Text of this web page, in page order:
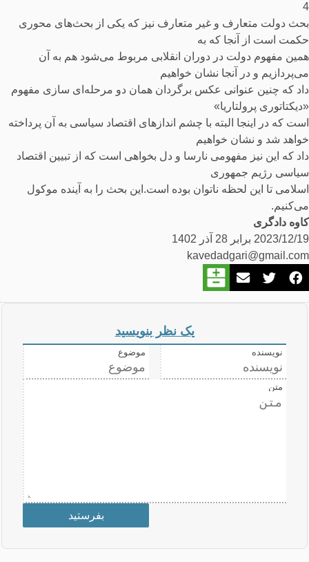
4
بحث دولت متعارف و غیر متعارف نیز که یکی از بحث‌های محوری
حکمت است از آنجا که به
همین مفهوم دولت در دوران انقلابی مربوط می‌شود هم به آن
می‌پردازیم و در آنجا نشان خواهیم
داد که چنین عنوانی عکس برگردان همان دو مرحله‌ای سازی مفهوم
«دیکتاتوری پرولتاریا»
است که در اینجا البته با چشم اندازهای اقتصاد سیاسی به آن پرداخته
خواهد شد و نشان خواهیم
داد که این نیز مفهومی نارسا و دل بخواهی است که از تبیین اقتصاد
سیاسی رژیم جمهوری
اسلامی تا این لحظه ناتوان بوده است.این بحث را به آینده موکول
می‌کنیم.
کاوه دادگری
2023/12/19 برابر 28 آذر 1402
kavedadgari@gmail.com
یک نظر بنویسید
نویسنده موضوع
متن